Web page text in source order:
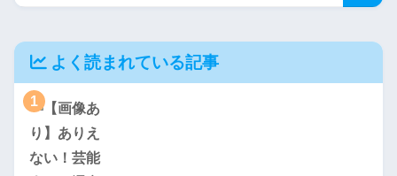
よく読まれている記事
1